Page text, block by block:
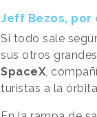
Jeff Bezos, por
Si todo sale
sus otros
SpaceX,
turistas a la